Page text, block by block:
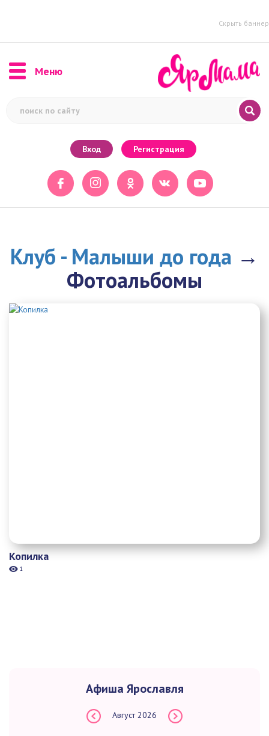
Скрыть баннер
Меню
Вход Регистрация
Клуб - Малыши до года →
Фотоальбомы
Копилка
1
Афиша Ярославля
Август 2026